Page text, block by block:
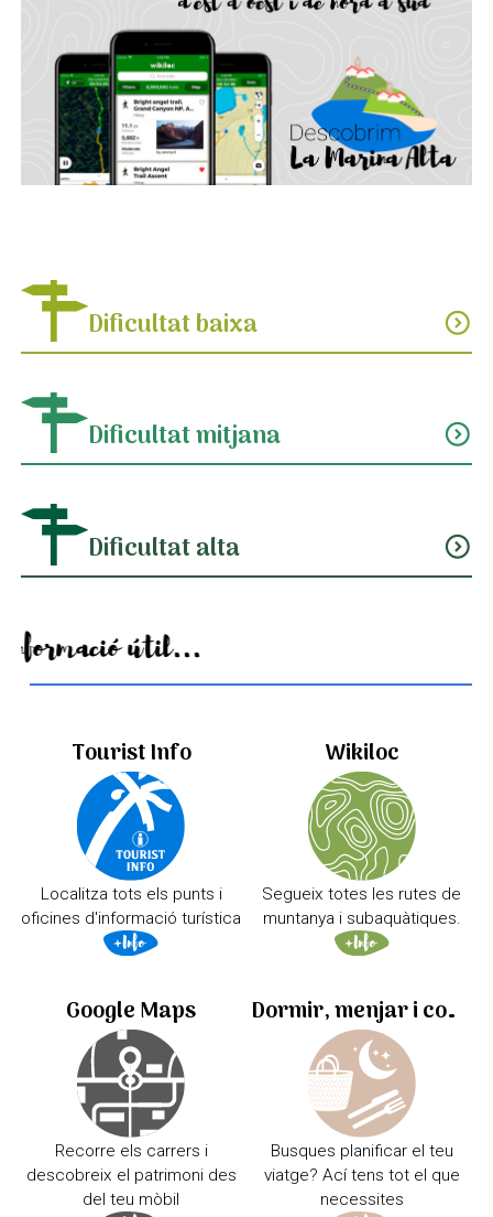
Dificultat baixa expand_circle_down
Dificultat mitjana expand_circle_down
Dificultat alta expand_circle_down
Informació útil...
Tourist Info
Localitza tots els punts i
oficines d'informació turística
Wikiloc
Segueix totes les rutes de
muntanya i subaquàtiques.
Google Maps
Recorre els carrers i
descobreix el patrimoni des
del teu mòbil
Dormir, menjar i comprar
Busques planificar el teu
viatge? Ací tens tot el que
necessites